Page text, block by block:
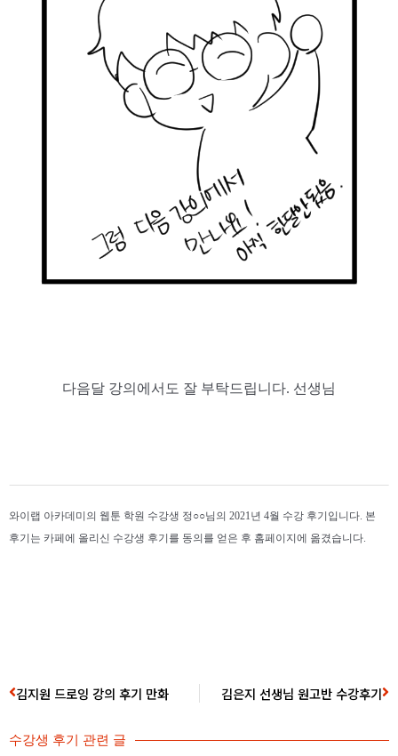
다음달 강의에서도 잘 부탁드립니다. 선생님
와이랩 아카데미의 웹툰 학원 수강생 정○○님의 2021년 4월 수강 후기입니다. 본
후기는 카페에 올리신 수강생 후기를 동의를 얻은 후 홈페이지에 옮겼습니다.
김지원 드로잉 강의 후기 만화 김은지 선생님 원고반 수강후기
수강생 후기 관련 글